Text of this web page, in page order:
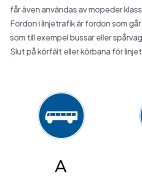
får även användas av mopeder
Fordon i linjetrafik är fordon som
som till exempel bussar eller
Slut på körfält eller körbana för